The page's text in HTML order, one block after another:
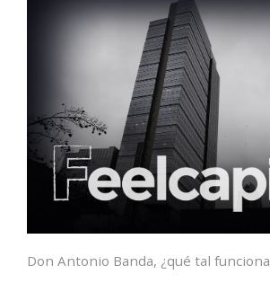
Don Antonio Banda, ¿qué tal funciona